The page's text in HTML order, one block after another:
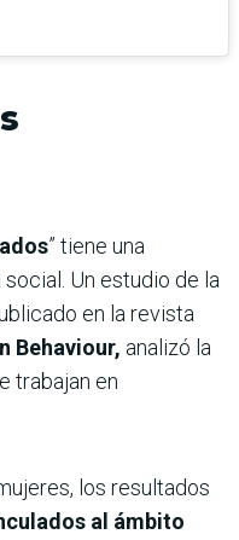
” tiene una
Un estudio de la
en la revista
Behaviour, analizó la
trabajan en
los resultados
al ámbito